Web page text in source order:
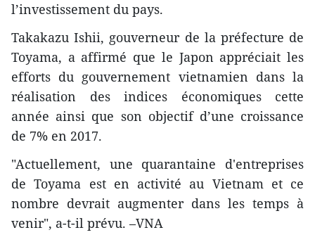
l’investissement du pays.
Takakazu Ishii, gouverneur de la préfecture de
Toyama, a affirmé que le Japon appréciait les
efforts du gouvernement vietnamien dans la
réalisation des indices économiques cette
année ainsi que son objectif d’une croissance
de 7% en 2017.
"Actuellement, ​une quarantaine d'entreprises
de Toyama ​est en activité au Vietnam et ce
nombre devrait augmenter dans les temps à
venir", a-t-il prévu. –VNA